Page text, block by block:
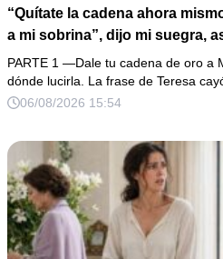
“Quítate la cadena ahora
a mi sobrina”, dijo mi suegra,
con las manos marcadas por
gramos de oro. Mi esposo
obedecí con calma y le pedí
completo que había intentado
PARTE 1 —Dale tu cadena de oro a
dónde lucirla. La frase de Teresa
06/08/2026 15:54